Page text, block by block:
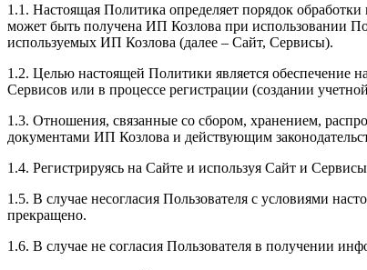
1.1. Настоящая Политика определяет порядок
может быть получена ИП Козлова при использовании
используемых ИП Козлова (далее – Сайт, Сервисы).
1.2. Целью настоящей Политики является обеспечение
Сервисов или в процессе регистрации (создании
1.3. Отношения, связанные со сбором, хранением,
документами ИП Козловa и действующим
1.4. Регистрируясь на Сайте и используя Сайт и
1.5. В случае несогласия Пользователя с условиями
прекращено.
1.6. В случае не согласия Пользователя в получении